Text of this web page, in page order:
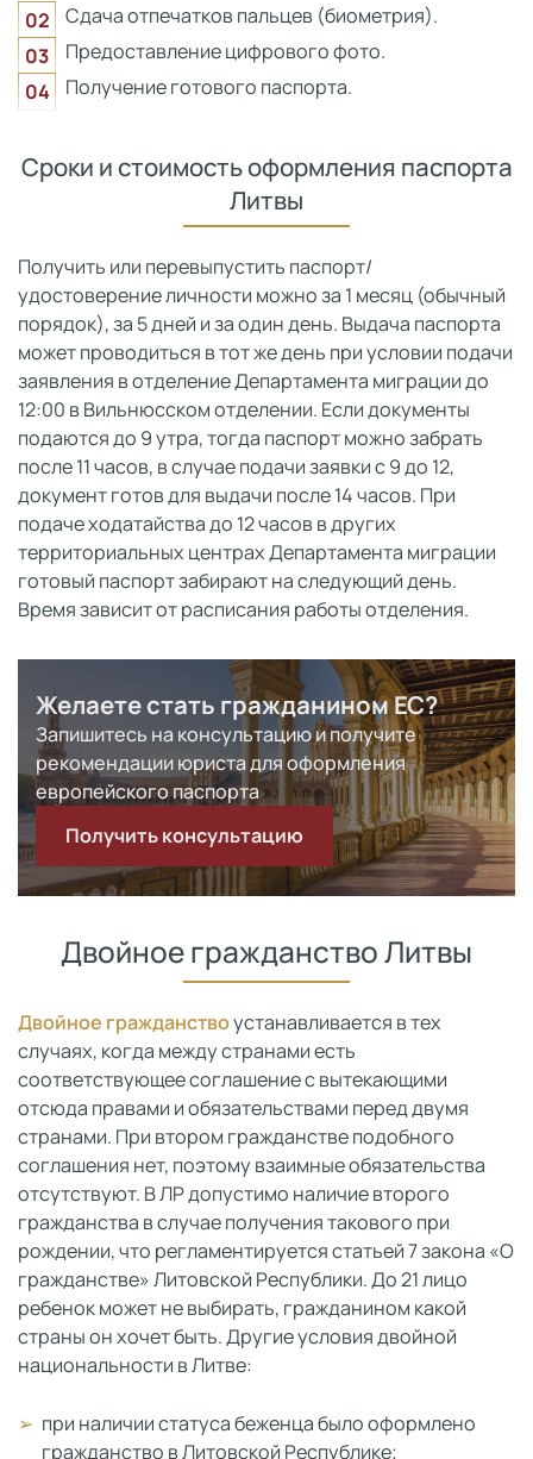
Сдача отпечатков пальцев (биометрия).
Предоставление цифрового фото.
Получение готового паспорта.
Сроки и стоимость оформления паспорта
Литвы
Получить или перевыпустить паспорт/
удостоверение личности можно за 1 месяц (обычный
порядок), за 5 дней и за один день. Выдача паспорта
может проводиться в тот же день при условии подачи
заявления в отделение Департамента миграции до
12:00 в Вильнюсском отделении. Если документы
подаются до 9 утра, тогда паспорт можно забрать
после 11 часов, в случае подачи заявки с 9 до 12,
документ готов для выдачи после 14 часов. При
подаче ходатайства до 12 часов в других
территориальных центрах Департамента миграции
готовый паспорт забирают на следующий день.
Время зависит от расписания работы отделения.
Желаете стать гражданином ЕС?
Запишитесь на консультацию и получите
рекомендации юриста для оформления
европейского паспорта
Получить консультацию
Двойное гражданство Литвы
Двойное гражданствоустанавливается в тех
случаях, когда между странами есть
соответствующее соглашение с вытекающими
отсюда правами и обязательствами перед двумя
странами. При втором гражданстве подобного
соглашения нет, поэтому взаимные обязательства
отсутствуют. В ЛР допустимо наличие второго
гражданства в случае получения такового при
рождении, что регламентируется статьей 7 закона «О
гражданстве» Литовской Республики. До 21 лицо
ребенок может не выбирать, гражданином какой
страны он хочет быть. Другие условия двойной
национальности в Литве:
при наличии статуса беженца было оформлено
гражданство в Литовской Республике;